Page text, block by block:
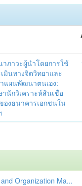
ภาวะผู้นำโดยการใช้
มินทางจิตวิทยาและ
แผนพัฒนาตนเอง:
นักวิเคราะห์สินเชื่อ
องธนาคารเอกชนใน
Organization Ma...